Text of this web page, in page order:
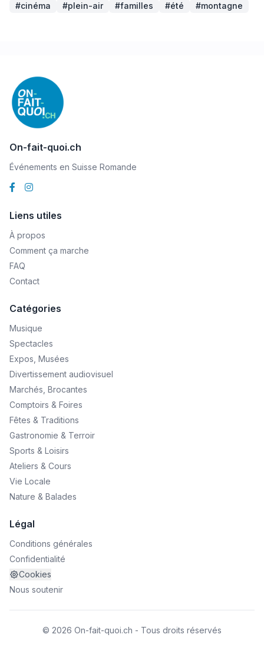
#cinéma #plein-air #familles #été #montagne
On-fait-quoi.ch
Événements en Suisse Romande
Liens utiles
À propos
Comment ça marche
FAQ
Contact
Catégories
Musique
Spectacles
Expos, Musées
Divertissement audiovisuel
Marchés, Brocantes
Comptoirs & Foires
Fêtes & Traditions
Gastronomie & Terroir
Sports & Loisirs
Ateliers & Cours
Vie Locale
Nature & Balades
Légal
Conditions générales
Confidentialité
Cookies
Nous soutenir
© 2026 On-fait-quoi.ch - Tous droits réservés